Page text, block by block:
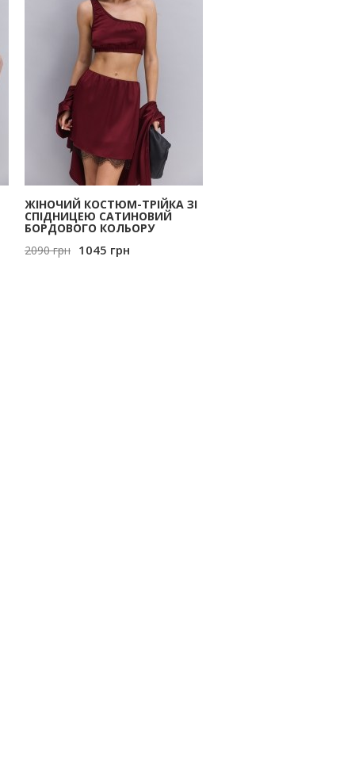
ЖІНОЧИЙ КОСТЮМ-ТРІЙКА ЗІ
СПІДНИЦЕЮ САТИНОВИЙ
БОРДОВОГО КОЛЬОРУ
2090 грн 1045 грн